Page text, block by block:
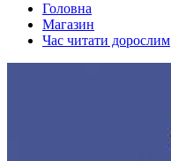
Головна
Магазин
Час читати дорослим